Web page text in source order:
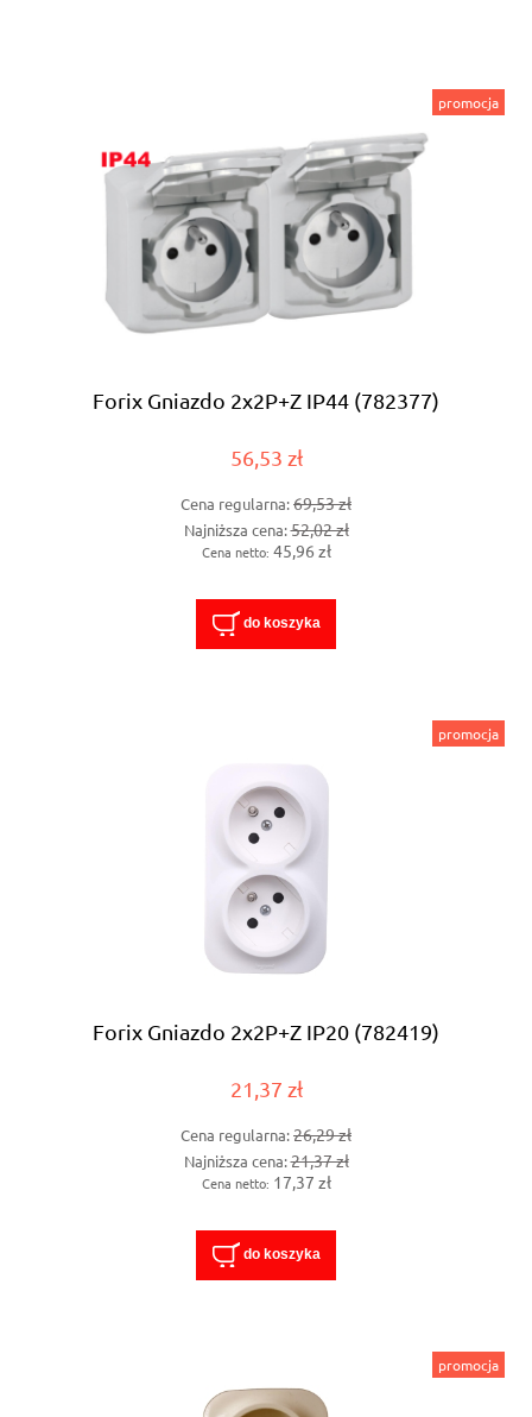
Forix Gniazdo 2x2P+Z IP44 (782377)
56,53 zł
Cena regularna:69,53 zł
Najniższa cena:52,02 zł
Cena netto: 45,96 zł
do koszyka
promocja
Forix Gniazdo 2x2P+Z IP20 (782419)
21,37 zł
Cena regularna:26,29 zł
Najniższa cena:21,37 zł
Cena netto: 17,37 zł
do koszyka
promocja
promocja